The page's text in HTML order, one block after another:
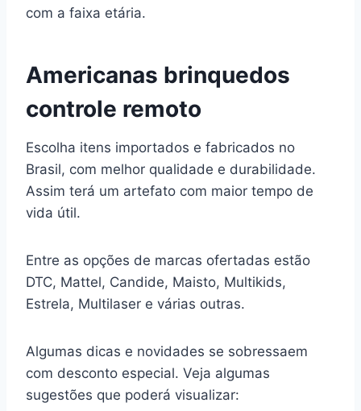
com a faixa etária.
Americanas brinquedos
controle remoto
Escolha itens importados e fabricados no
Brasil, com melhor qualidade e durabilidade.
Assim terá um artefato com maior tempo de
vida útil.
Entre as opções de marcas ofertadas estão
DTC, Mattel, Candide, Maisto, Multikids,
Estrela, Multilaser e várias outras.
Algumas dicas e novidades se sobressaem
com desconto especial. Veja algumas
sugestões que poderá visualizar: